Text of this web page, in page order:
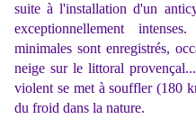
suite à l'installation d'un
exceptionnellement
minimales sont enregistrés,
neige sur le littoral
violent se met à souffler (180
du froid dans la nature.